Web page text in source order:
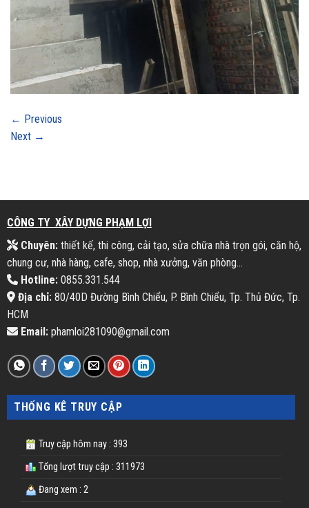
← Previous
Next →
CÔNG TY XÂY DỰNG PHẠM LỢI
Chuyên:thiết kế, thi công, cải tạo, sửa chữa nhà trọn gói, căn hộ,
chung cư, nhà hàng, cafe, shop, nhà xưởng, văn phòng...
Hotline:0855.331.544
Địa chỉ:80/40D Đường Bình Chiểu, P. Bình Chiểu, Tp. Thủ Đức, Tp.
HCM
Email:phamloi281090@gmail.com
THỐNG KÊ TRUY CẬP
Truy cập hôm nay : 393
Tổng lượt truy cập : 311973
Đang xem : 2